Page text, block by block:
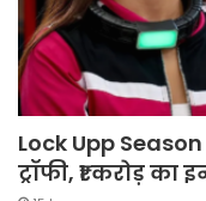
Lock Upp
ट्रॉफी, ₹1 करोड़